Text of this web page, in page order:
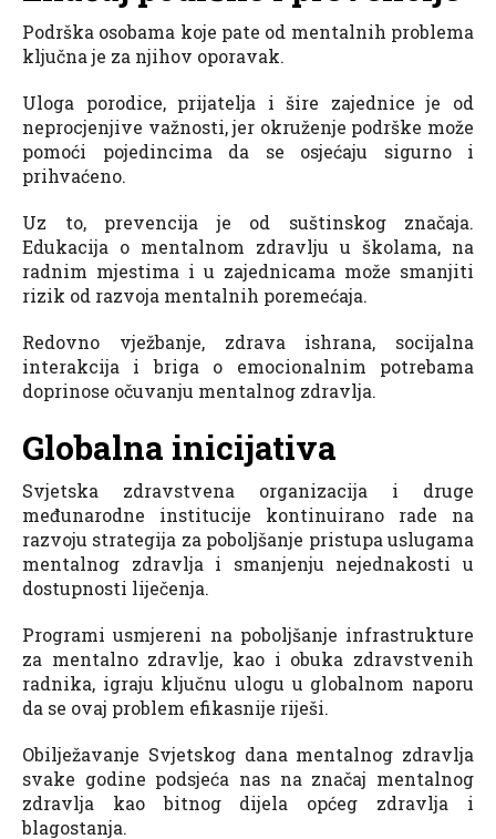
Podrška osobama koje pate od mentalnih problema
ključna je za njihov oporavak.
Uloga porodice, prijatelja i šire zajednice je od
neprocjenjive važnosti, jer okruženje podrške može
pomoći pojedincima da se osjećaju sigurno i
prihvaćeno.
Uz to, prevencija je od suštinskog značaja.
Edukacija o mentalnom zdravlju u školama, na
radnim mjestima i u zajednicama može smanjiti
rizik od razvoja mentalnih poremećaja.
Redovno vježbanje, zdrava ishrana, socijalna
interakcija i briga o emocionalnim potrebama
doprinose očuvanju mentalnog zdravlja.
Globalna inicijativa
Svjetska zdravstvena organizacija i druge
međunarodne institucije kontinuirano rade na
razvoju strategija za poboljšanje pristupa uslugama
mentalnog zdravlja i smanjenju nejednakosti u
dostupnosti liječenja.
Programi usmjereni na poboljšanje infrastrukture
za mentalno zdravlje, kao i obuka zdravstvenih
radnika, igraju ključnu ulogu u globalnom naporu
da se ovaj problem efikasnije riješi.
Obilježavanje Svjetskog dana mentalnog zdravlja
svake godine podsjeća nas na značaj mentalnog
zdravlja kao bitnog dijela općeg zdravlja i
blagostanja.